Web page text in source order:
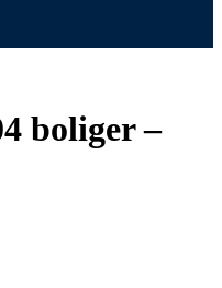
boliger –